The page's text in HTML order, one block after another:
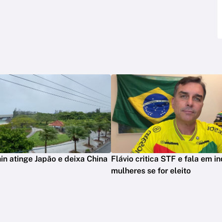
atinge Japão e deixa China Flávio critica STF e fala em
mulheres se for eleito